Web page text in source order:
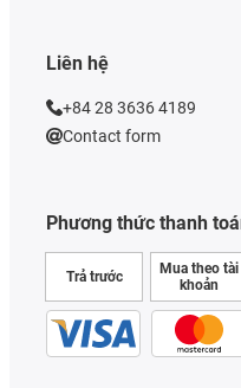
Phương thức thanh
Trả trước
Mua theo tài
khoản
Liên hệ
+84 28 3636 4189
Contact form